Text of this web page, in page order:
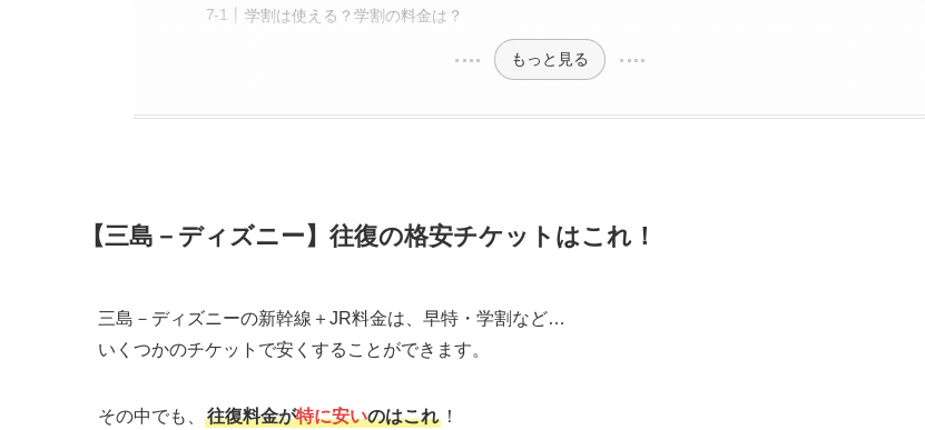
学割は使える？学割の料金は？
もっと見る
【三島－ディズニー】往復の格安チケットはこれ！
三島－ディズニーの新幹線＋JR料金は、早特・学割など…
いくつかのチケットで安くすることができます。
その中でも、 往復料金が特に安いのはこれ ！